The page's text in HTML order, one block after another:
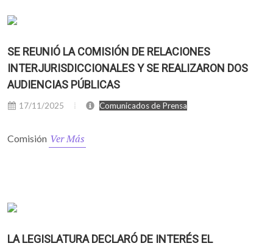
SE REUNIÓ LA COMISIÓN DE RELACIONES
INTERJURISDICCIONALES Y SE REALIZARON DOS
AUDIENCIAS PÚBLICAS
17/11/2025 Comunicados de Prensa
Comisión Ver Más
LA LEGISLATURA DECLARÓ DE INTERÉS EL